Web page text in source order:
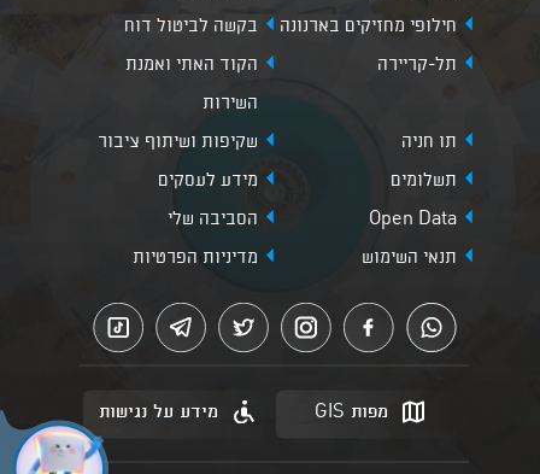
חילופי מחזיקים בארנונה
בקשה לביטול דוח
תל-קריירה
הקוד האתי ואמנת
השירות
תו חניה
שקיפות ושיתוף ציבור
תשלומים
מידע לעסקים
Open Data
הסביבה שלי
תנאי השימוש
מדיניות הפרטיות
מפות GIS מידע על נגישות